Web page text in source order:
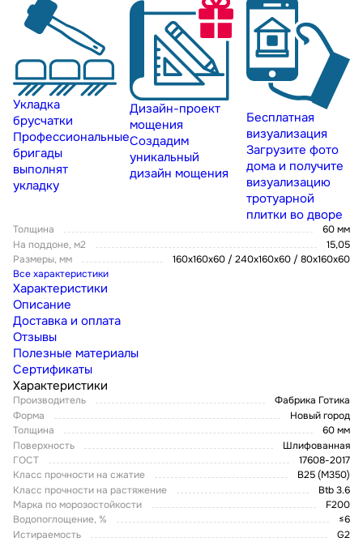
Укладка
брусчатки
Профессиональные
бригады
выполнят
укладку
Дизайн-проект
мощения
Создадим
уникальный
дизайн мощения
Бесплатная
визуализация
Загрузите фото
дома и получите
визуализацию
тротуарной
плитки во дворе
Толщина
60 мм
На поддоне, м2
15,05
Размеры, мм
160х160х60 / 240х160х60 / 80x160x60
Все характеристики
Характеристики
Описание
Доставка и оплата
Отзывы
Полезные материалы
Сертификаты
Характеристики
Производитель
Фабрика Готика
Форма
Новый город
Толщина
60 мм
Поверхность
Шлифованная
ГОСТ
17608-2017
Класс прочности на сжатие
В25 (М350)
Класс прочности на растяжение
Btb 3.6
Марка по морозостойкости
F200
Водопоглощение, %
≤6
Истираемость
G2